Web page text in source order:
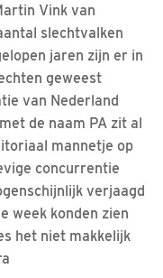
Vink van
slechtvalken
jaren zijn er in
geweest
van Nederland
de naam PA zit al
mannetje op
concurrentie
verjaagd
week konden zien
het niet makkelijk